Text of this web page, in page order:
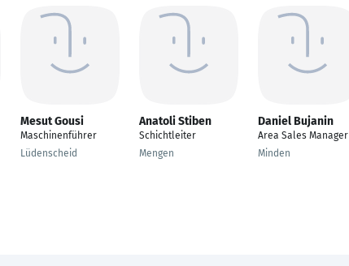
Mesut Gousi
Maschinenführer
Lüdenscheid
Anatoli Stiben
Schichtleiter
Mengen
Daniel Bujanin
Area Sales Manager
Minden